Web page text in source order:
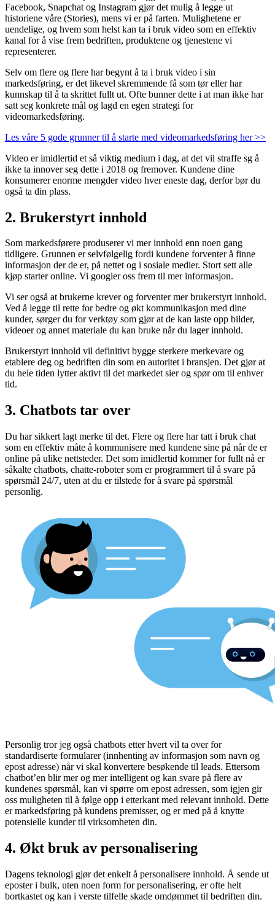
Facebook, Snapchat og Instagram gjør det mulig å legge ut
historiene våre (Stories), mens vi er på farten. Mulighetene er
uendelige, og hvem som helst kan ta i bruk video som en effektiv
kanal for å vise frem bedriften, produktene og tjenestene vi
representerer.
Selv om flere og flere har begynt å ta i bruk video i sin
markedsføring, er det likevel skremmende få som tør eller har
kunnskap til å ta skrittet fullt ut. Ofte bunner dette i at man ikke har
satt seg konkrete mål og lagd en egen strategi for
videomarkedsføring.
Les våre 5 gode grunner til å starte med videomarkedsføring her >>
Video er imidlertid et så viktig medium i dag, at det vil straffe sg å
ikke ta innover seg dette i 2018 og fremover. Kundene dine
konsumerer enorme mengder video hver eneste dag, derfor bør du
også ta din plass.
2. Brukerstyrt innhold
Som markedsførere produserer vi mer innhold enn noen gang
tidligere. Grunnen er selvfølgelig fordi kundene forventer å finne
informasjon der de er, på nettet og i sosiale medier. Stort sett alle
kjøp starter online. Vi googler oss frem til mer informasjon.
Vi ser også at brukerne krever og forventer mer brukerstyrt innhold.
Ved å legge til rette for bedre og økt kommunikasjon med dine
kunder, sørger du for verktøy som gjør at de kan laste opp bilder,
videoer og annet materiale du kan bruke når du lager innhold.
Brukerstyrt innhold vil definitivt bygge sterkere merkevare og
etablere deg og bedriften din som en autoritet i bransjen. Det gjør at
du hele tiden lytter aktivt til det markedet sier og spør om til enhver
tid.
3. Chatbots tar over
Du har sikkert lagt merke til det. Flere og flere har tatt i bruk chat
som en effektiv måte å kommunisere med kundene sine på når de er
online på ulike nettsteder. Det som imidlertid kommer for fullt nå er
såkalte chatbots, chatte-roboter som er programmert til å svare på
spørsmål 24/7, uten at du er tilstede for å svare på spørsmål
personlig.
Personlig tror jeg også chatbots etter hvert vil ta over for
standardiserte formularer (innhenting av informasjon som navn og
epost adresse) når vi skal konvertere besøkende til leads. Ettersom
chatbot’en blir mer og mer intelligent og kan svare på flere av
kundenes spørsmål, kan vi spørre om epost adressen, som igjen gir
oss muligheten til å følge opp i etterkant med relevant innhold. Dette
er markedsføring på kundens premisser, og er med på å knytte
potensielle kunder til virksomheten din.
4. Økt bruk av personalisering
Dagens teknologi gjør det enkelt å personalisere innhold. Å sende ut
eposter i bulk, uten noen form for personalisering, er ofte helt
bortkastet og kan i verste tilfelle skade omdømmet til bedriften din.